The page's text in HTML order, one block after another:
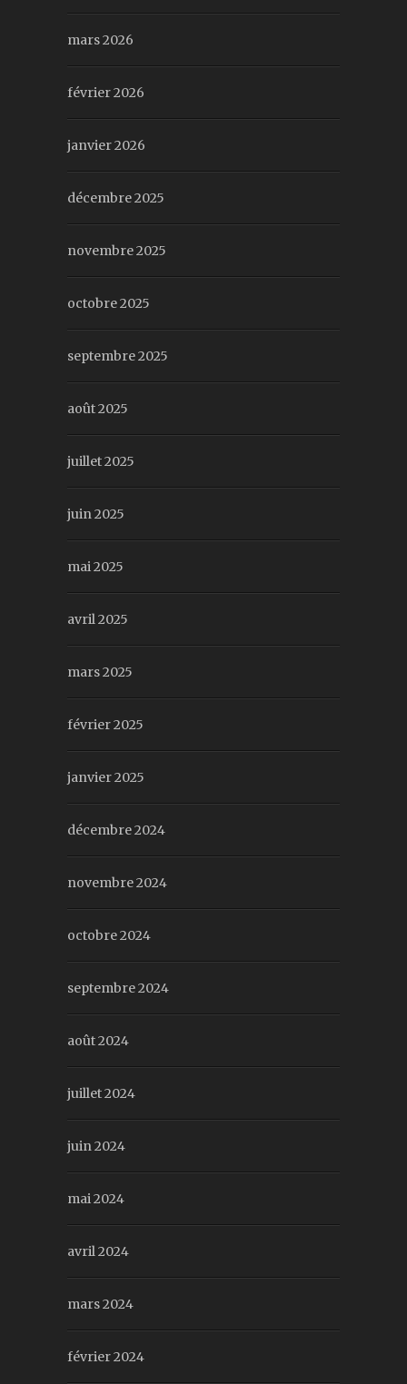
mars 2026
février 2026
janvier 2026
décembre 2025
novembre 2025
octobre 2025
septembre 2025
août 2025
juillet 2025
juin 2025
mai 2025
avril 2025
mars 2025
février 2025
janvier 2025
décembre 2024
novembre 2024
octobre 2024
septembre 2024
août 2024
juillet 2024
juin 2024
mai 2024
avril 2024
mars 2024
février 2024